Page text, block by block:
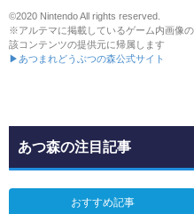
©2020 Nintendo All rights reserved.
※アルテマに掲載しているゲーム内画像
該コンテンツの提供元に帰属します
▶あつまれどうぶつの森公式サイト
あつ森の注目記事
おすすめ記事